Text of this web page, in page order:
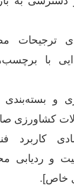
ترجیحات
با
و
کشاورزی
کاربرد
و ردیابی
خاص].